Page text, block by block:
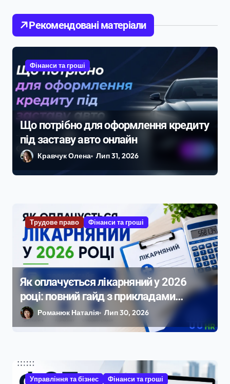
а
п
и
с
в
Рекомендовані матеріали
Фінанси та гроші
Що потрібно для оформлення кредиту
під заставу авто онлайн
Кравчук Олена Лип 31, 2026
Трудове право Фінанси та гроші
Як оплачується лікарняний у 2026
році: повний гайд з прикладами
розрахунку
Романюк Наталія Лип 30, 2026
Управління та бізнес Фінанси та гроші